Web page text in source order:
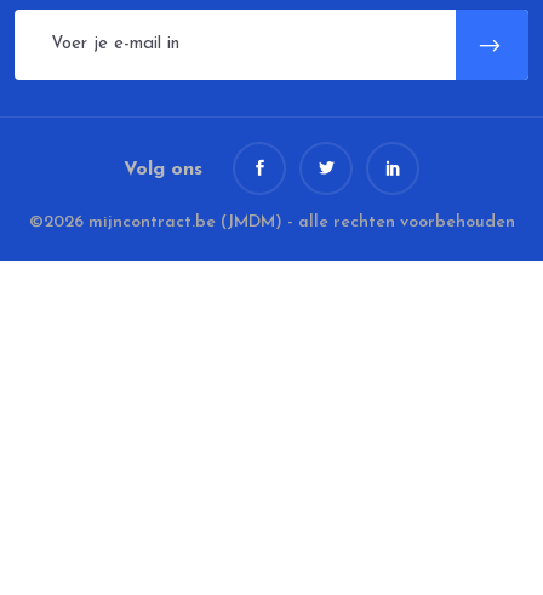
©2026 mijncontract.be (JMDM) - alle rechten voorbehouden
Volg ons